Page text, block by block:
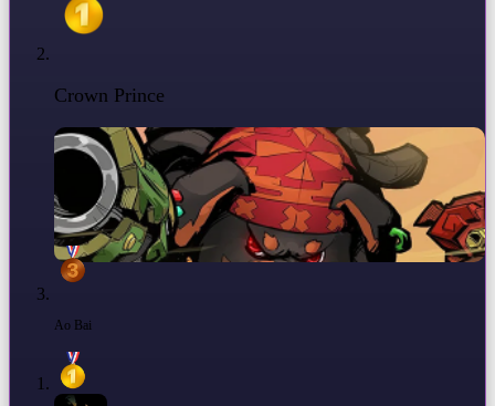
Crown Prince
Ao Bai